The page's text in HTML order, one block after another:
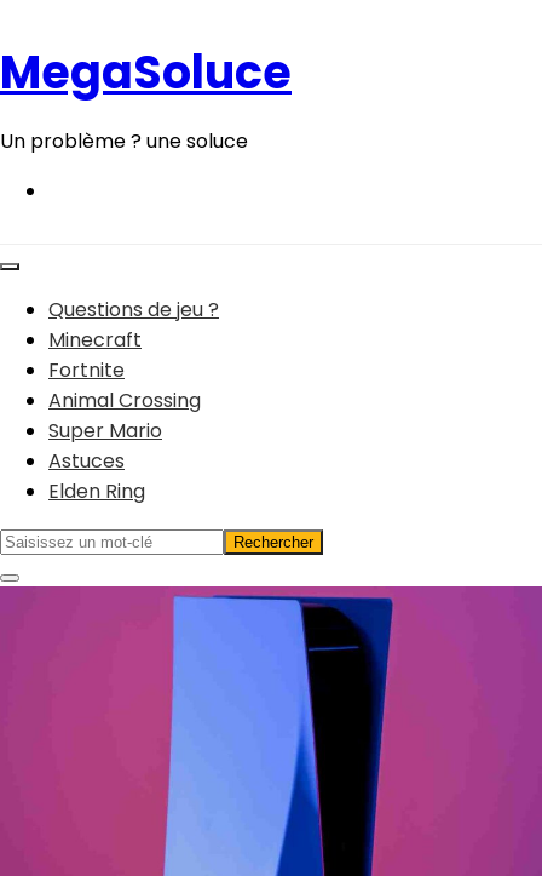
contenu
MegaSoluce
Un problème ? une soluce
Questions de jeu ?
Minecraft
Fortnite
Animal Crossing
Super Mario
Astuces
Elden Ring